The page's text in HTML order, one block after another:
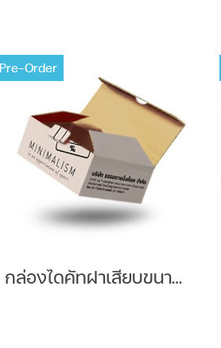
Pre-Order
กล่องไดคัทฝาเสียบขนาด Brand : ART DNA